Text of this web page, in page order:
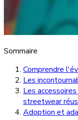
Sommaire
Comprendre
Les
Les
streetwear
Adoption et